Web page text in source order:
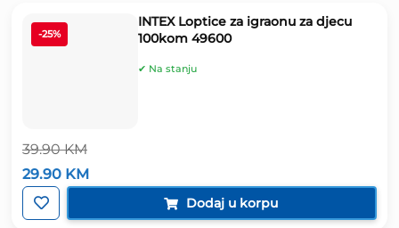
-25%
39.90KM
Izvorna
cijena
bila
je:
29.90 KM
cijena
29.90 KM.
INTEX Loptice za igraonu za djecu
100kom 49600
✔ Na stanju
Dodaj u korpu